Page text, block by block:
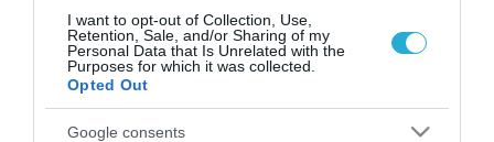
I want to opt-out of Collection, Use,
Retention, Sale, and/or Sharing of my
Personal Data that Is Unrelated with the
Purposes for which it was collected.
Opted Out
Google consents